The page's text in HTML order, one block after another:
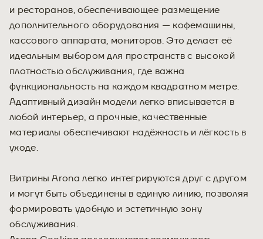
и ресторанов, обеспечивающее размещение
дополнительного оборудования — кофемашины,
кассового аппарата, мониторов. Это делает её
идеальным выбором для пространств с высокой
плотностью обслуживания, где важна
функциональность на каждом квадратном метре.
Адаптивный дизайн модели легко вписывается в
любой интерьер, а прочные, качественные
материалы обеспечивают надёжность и лёгкость в
уходе.
Витрины Arona легко интегрируются друг с другом
и могут быть объединены в единую линию, позволяя
формировать удобную и эстетичную зону
обслуживания.